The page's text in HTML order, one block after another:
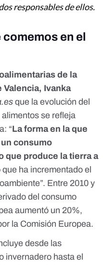
responsables de ellos.
en el
de la
Ivanka
que la evolución del
se refleja
“La forma en la que
consumo
que produce la tierra a
que ha incrementado el
Entre 2010 y
del consumo
aumentó un 20%,
la Comisión Europea.
desde las
invernadero hasta el